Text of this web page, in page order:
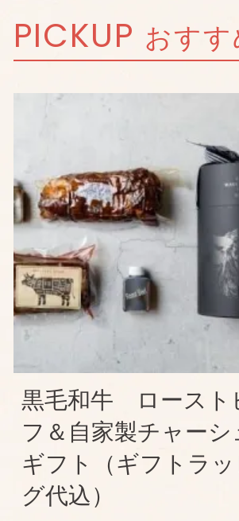
PICKUP おすす
黒毛和牛 ロースト
フ＆自家製チャーシ
ギフト（ギフトラッ
グ代込）